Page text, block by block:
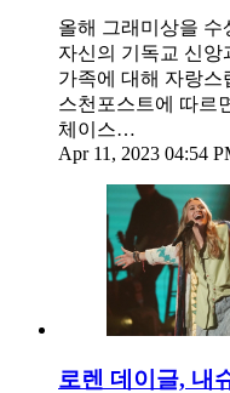
올해 그래미상을
자신의 기독교 신앙
가족에 대해 자랑스
스천포스트에 따르
체이스…
Apr 11, 2023 04:54
로렌 데이글, 내